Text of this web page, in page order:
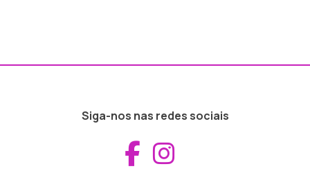
Siga-nos nas redes sociais
Aceder ao